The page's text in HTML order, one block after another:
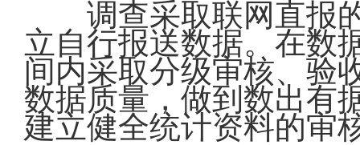
调查采取联网直报
立自行报送数据。在数
间内采取分级审核、验
数据质量，做到数出有
建立健全统计资料的审